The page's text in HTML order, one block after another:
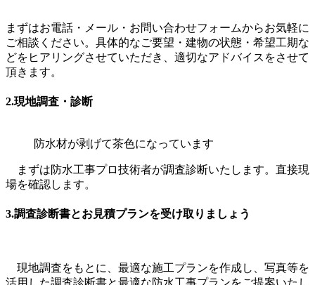
まずはお電話・メール・お問い合わせフォームからお気軽に
ご相談ください。具体的なご要望・建物の状態・希望工期な
どをヒアリングさせていただき、適切なアドバイスをさせて
頂きます。
2.現地調査・診断
防水材が剥げて茶色になっています
まずは防水工事プロ技術者が調査診断いたします。直接現
場を確認します。
3.調査診断書とお見積プランを受け取りましょう
現地調査をもとに、最適な施工プランを作成し、写真等を
活用した調査診断書と最適な防水工事プランをご提案いたし